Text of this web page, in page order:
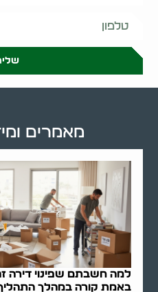
למה חשבתם שפינוי דירה
באמת קורה במהלך
מאמרים